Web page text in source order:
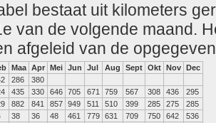
bestaat uit kilometers
van de volgende maand.
afgeleid van de
Maa Apr Mei Jun Jul Aug Sept Okt Nov Dec
286
380
435 330 646 705 671 759 567 308 436
295
882 841 857 949 511 510 399 285 275
285
38 36 48 461 779 631 709 750 642
536